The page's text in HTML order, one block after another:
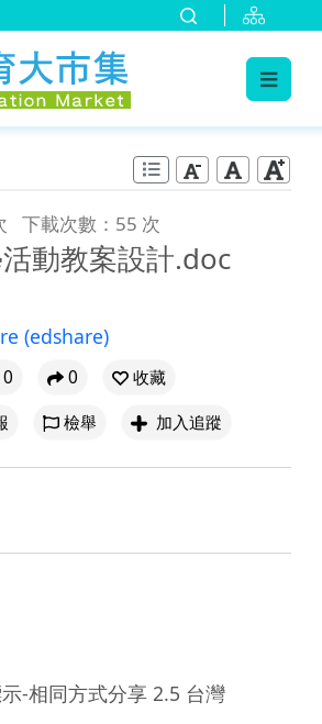
下載次數：55 次
動教案設計.doc
(edshare)
0 0
收藏
檢舉 加入追蹤
-相同方式分享 2.5 台灣